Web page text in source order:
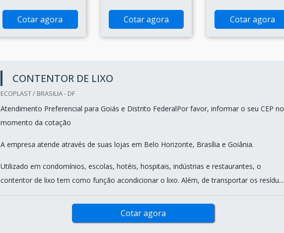
Cotar agora Cotar agora Cotar agora
CONTENTOR DE LIXO
ECOPLAST / BRASILIA - DF
Atendimento Preferencial para Goiás e Distrito FederalPor favor, informar o seu CEP no
momento da cotação
A empresa atende através de suas lojas em Belo Horizonte, Brasília e Goiânia.
Utilizado em condomínios, escolas, hotéis, hospitais, indústrias e restaurantes, o
contentor de lixo tem como função acondicionar o lixo. Além, de transportar os resídu...
Cotar agora